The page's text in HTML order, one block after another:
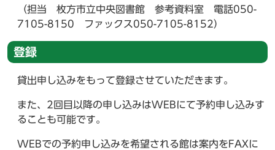
（担当 枚方市立中央図書館 参考資料室 電話050-
7105-8150 ファックス050-7105-8152）
登録
貸出申し込みをもって登録させていただきます。
また、2回目以降の申し込みはWEBにて予約申し込みす
ることも可能です。
WEBでの予約申し込みを希望される館は案内をFAXに